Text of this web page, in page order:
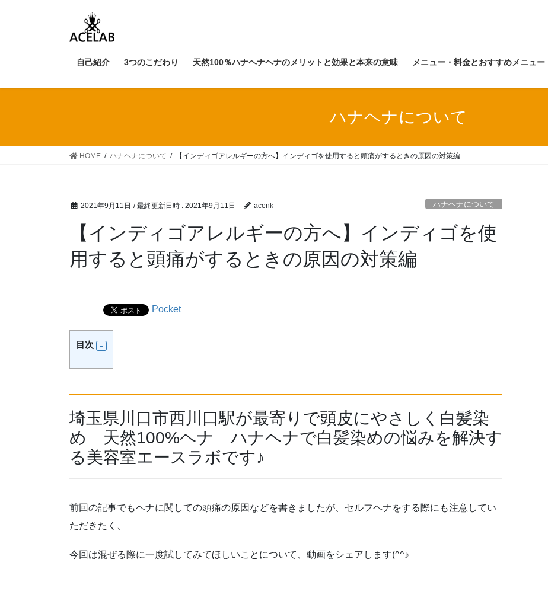
ス
ン
自己紹介 3つのこだわり 天然100％ハナヘナヘナのメリットと効果と本来の意味 メニュー・料金とおすすめメニュー
ハナヘナについて
HOME ハナヘナについて 【インディゴアレルギーの方へ】インディゴを使用すると頭痛がするときの原因の対策編
2021年9月11日 / 最終更新日時 : 2021年9月11日 acenk ハナヘナについて
【インディゴアレルギーの方へ】インディゴを使
用すると頭痛がするときの原因の対策編
Pocket
目次
埼玉県川口市西川口駅が最寄りで頭皮にやさしく白髪染
め 天然100%ヘナ ハナヘナで白髪染めの悩みを解決す
る美容室エースラボです♪
前回の記事でもヘナに関しての頭痛の原因などを書きましたが、セルフヘナをする際にも注意してい
ただきたく、
今回は混ぜる際に一度試してみてほしいことについて、動画をシェアします(^^♪